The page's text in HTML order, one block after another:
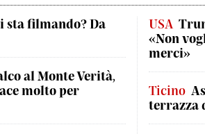
sta filmando? Da
al Monte Verità,
molto per
USA
«Non
merci»
Ticino
terrazza